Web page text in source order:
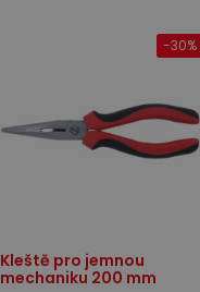
Kleště pro jemnou
mechaniku 200 mm
-30%